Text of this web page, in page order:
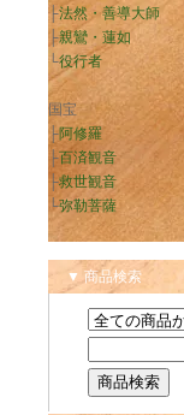
├法然・善導大師
├親鸞・蓮如
└役行者
国宝
├阿修羅
├百済観音
├救世観音
└弥勒菩薩
▼ 商品検索